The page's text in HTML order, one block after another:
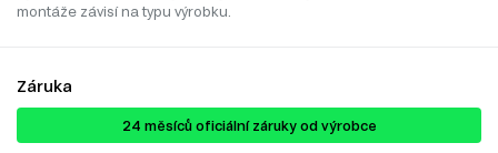
montáže závisí na typu výrobku.
Záruka
24 ​​​​měsíců oficiální záruky od výrobce